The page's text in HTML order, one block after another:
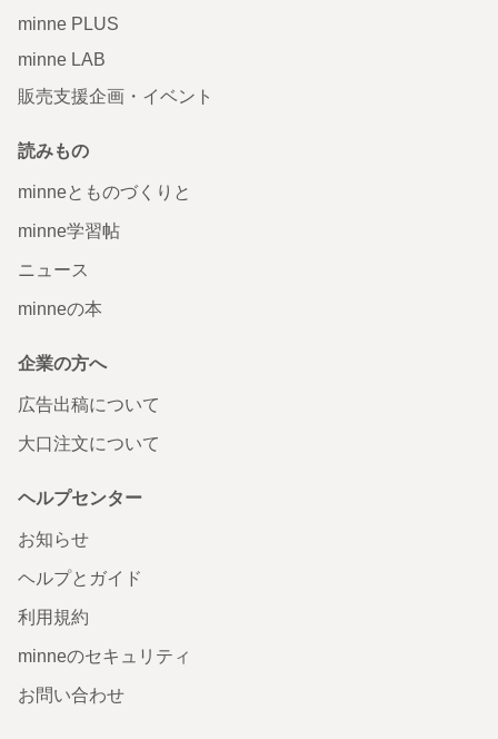
minne PLUS
minne LAB
販売支援企画・イベント
読みもの
minneとものづくりと
minne学習帖
ニュース
minneの本
企業の方へ
広告出稿について
大口注文について
ヘルプセンター
お知らせ
ヘルプとガイド
利用規約
minneのセキュリティ
お問い合わせ